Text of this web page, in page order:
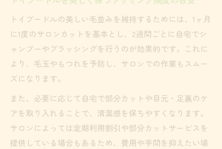
トイプードルの毛玉防止は自宅＋サロンで
実現
トイプードルのケア頻度を自宅とサロンで
最適化
トイプードルの美しい毛並みを維持するためには、1ヶ月
に1度のサロンカットを基本とし、2週間ごとに自宅でシ
ャンプーやブラッシングを行うのが効果的です。これに
より、毛玉やもつれを予防し、サロンでの作業もスムー
ズになります。
また、必要に応じて自宅で部分カットや目元・足裏のケ
アを取り入れることで、清潔感を保ちやすくなります。
サロンによっては定期利用割引や部分カットサービスを
提供している場合もあるため、費用や手間を抑えたい場